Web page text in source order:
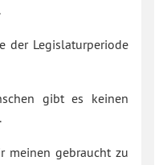
der Legislaturperiode
gibt es keinen
meinen gebraucht zu